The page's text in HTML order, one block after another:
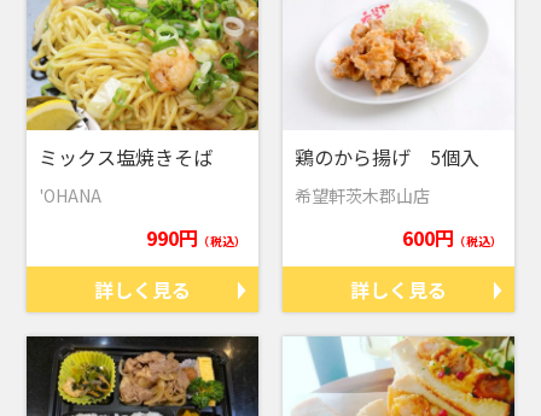
ミックス塩焼きそば
'OHANA
990円 （税込）
詳しく見る
鶏のから揚げ 5個入
希望軒茨木郡山店
600円 （税込）
詳しく見る